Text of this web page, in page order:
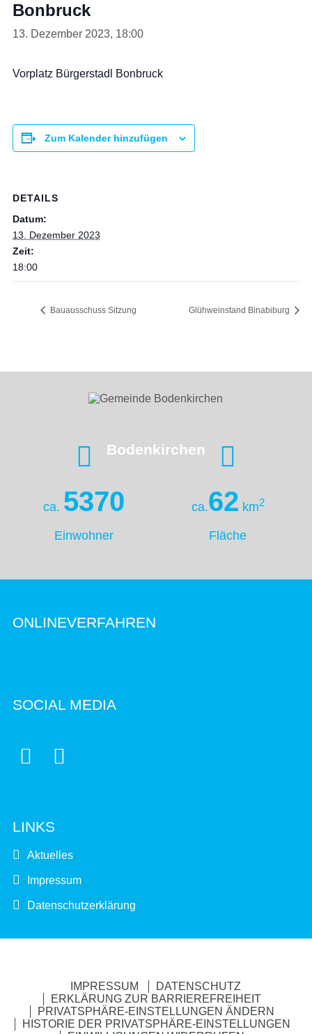
Bonbruck
13. Dezember 2023, 18:00
Vorplatz Bürgerstadl Bonbruck
Zum Kalender hinzufügen
DETAILS
Datum:
13. Dezember 2023
Zeit:
18:00
Bauausschuss Sitzung Glühweinstand Binabiburg
Bodenkirchen
ca. 5370
Einwohner
ca.62 km2
Fläche
ONLINEVERFAHREN
SOCIAL MEDIA
 
LINKS
Aktuelles
Impressum
Datenschutzerklärung
IMPRESSUM
DATENSCHUTZ
ERKLÄRUNG ZUR BARRIEREFREIHEIT
PRIVATSPHÄRE-EINSTELLUNGEN ÄNDERN
HISTORIE DER PRIVATSPHÄRE-EINSTELLUNGEN